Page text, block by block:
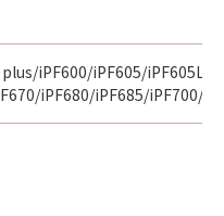
iPF600/iPF605/iPF605L/
iPF680/iPF685/iPF700/